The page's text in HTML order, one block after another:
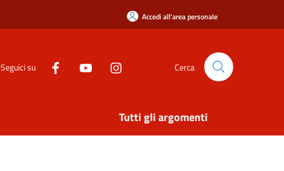
Accedi all'area personale
Seguici su Cerca
Tutti gli argomenti